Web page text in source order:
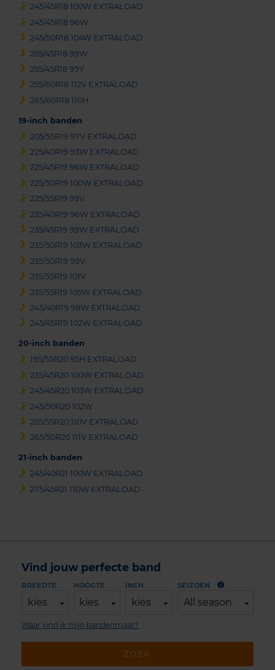
245/45R18 100W EXTRALOAD
245/45R18 96W
245/50R18 104W EXTRALOAD
255/45R18 99W
255/45R18 99Y
255/60R18 112V EXTRALOAD
265/60R18 110H
19-inch banden
205/55R19 97V EXTRALOAD
225/40R19 93W EXTRALOAD
225/45R19 96W EXTRALOAD
225/50R19 100W EXTRALOAD
225/55R19 99V
235/40R19 96W EXTRALOAD
235/45R19 99W EXTRALOAD
235/50R19 103W EXTRALOAD
235/50R19 99V
235/55R19 101V
235/55R19 105W EXTRALOAD
245/40R19 98W EXTRALOAD
245/45R19 102W EXTRALOAD
20-inch banden
195/55R20 95H EXTRALOAD
235/45R20 100W EXTRALOAD
245/45R20 103W EXTRALOAD
245/50R20 102W
255/55R20 110V EXTRALOAD
265/50R20 111V EXTRALOAD
21-inch banden
245/40R21 100W EXTRALOAD
275/45R21 110W EXTRALOAD
Vind jouw perfecte band
BREEDTE
kies
HOOGTE
kies
INCH
kies
SEIZOEN
All season
ZOEK
Waar vind ik mijn bandenmaat?